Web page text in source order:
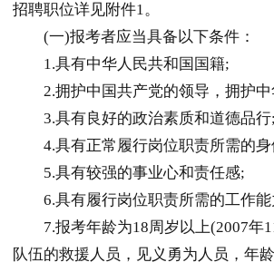
招聘职位详见附件1。
(一)报考者应当具备以下条件：
1.具有中华人民共和国国籍;
2.拥护中国共产党的领导，拥护中
3.具有良好的政治素质和道德品行;
4.具有正常履行岗位职责所需的身
5.具有较强的事业心和责任感;
6.具有履行岗位职责所需的工作能
7.报考年龄为18周岁以上(2007年11
队伍的救援人员，见义勇为人员，年